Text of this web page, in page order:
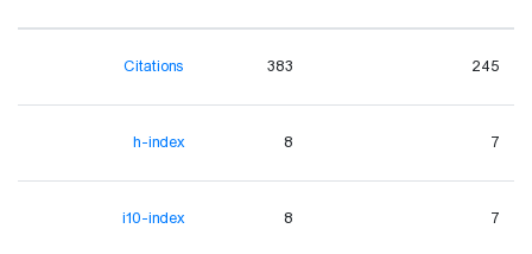
Citations 383 245
h-index 8 7
i10-index 8 7